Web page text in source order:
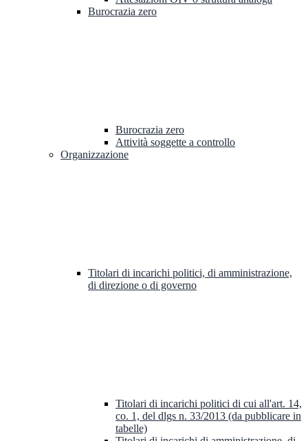
Burocrazia zero
Burocrazia zero
Attività soggette a controllo
Organizzazione
Titolari di incarichi politici, di amministrazione,
di direzione o di governo
Titolari di incarichi politici di cui all'art. 14,
co. 1, del dlgs n. 33/2013 (da pubblicare in
tabelle)